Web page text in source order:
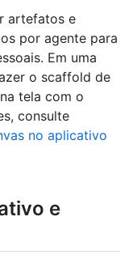
artefatos e
por agente para
Em uma
o scaffold de
tela com o
consulte
no aplicativo
e